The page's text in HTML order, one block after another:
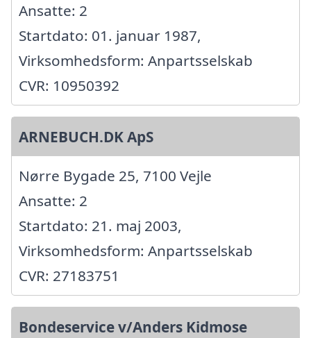
Ansatte: 2
Startdato: 01. januar 1987,
Virksomhedsform: Anpartsselskab
CVR: 10950392
ARNEBUCH.DK ApS
Nørre Bygade 25, 7100 Vejle
Ansatte: 2
Startdato: 21. maj 2003,
Virksomhedsform: Anpartsselskab
CVR: 27183751
Bondeservice v/Anders Kidmose